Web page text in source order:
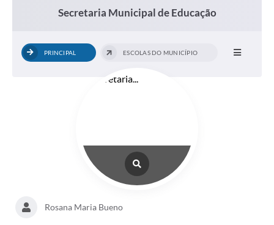
Secretaria Municipal de Educação
PRINCIPAL ESCOLAS DO MUNICÍPIO
Rosana Maria Bueno